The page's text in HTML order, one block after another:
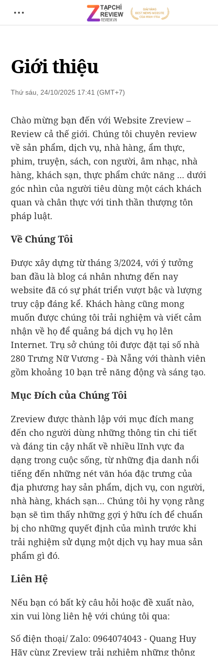
Giới thiệu
Thứ sáu, 24/10/2025 17:41 (GMT+7)
Chào mừng bạn đến với Website Zreview –
Review cả thế giới. Chúng tôi chuyên review
về sản phẩm, dịch vụ, nhà hàng, ẩm thực,
phim, truyện, sách, con người, âm nhạc, nhà
hàng, khách sạn, thực phẩm chức năng ... dưới
góc nhìn của người tiêu dùng một cách khách
quan và chân thực với tinh thần thượng tôn
pháp luật.
Về Chúng Tôi
Được xây dựng từ tháng 3/2024, với ý tưởng
ban đầu là blog cá nhân nhưng đến nay
website đã có sự phát triển vượt bậc và lượng
truy cập đáng kể. Khách hàng cũng mong
muốn được chúng tôi trải nghiệm và viết cảm
nhận về họ để quảng bá dịch vụ họ lên
Internet. Trụ sở chúng tôi được đặt tại số nhà
280 Trưng Nữ Vương - Đà Nẵng với thành viên
gồm khoảng 10 bạn trẻ năng động và sáng tạo.
Mục Đích của Chúng Tôi
Zreview được thành lập với mục đích mang
đến cho người dùng những thông tin chi tiết
và đáng tin cậy nhất về nhiều lĩnh vực đa
dạng trong cuộc sống, từ những địa danh nổi
tiếng đến những nét văn hóa đặc trưng của
địa phương hay sản phẩm, dịch vụ, con người,
nhà hàng, khách sạn... Chúng tôi hy vọng rằng
bạn sẽ tìm thấy những gợi ý hữu ích để chuẩn
bị cho những quyết định của mình trước khi
trải nghiệm sử dụng một dịch vụ hay mua sản
phẩm gì đó.
Liên Hệ
Nếu bạn có bất kỳ câu hỏi hoặc đề xuất nào,
xin vui lòng liên hệ với chúng tôi qua:
Số điện thoại/ Zalo: 0964074043 - Quang Huy
Hãy cùng Zreview trải nghiệm những thông